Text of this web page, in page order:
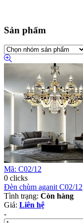
Sản phẩm
Mã: C02/12
0 clicks
Đèn chùm aganit C02/12
Tình trạng: Còn hàng
Giá: Liên hệ
-